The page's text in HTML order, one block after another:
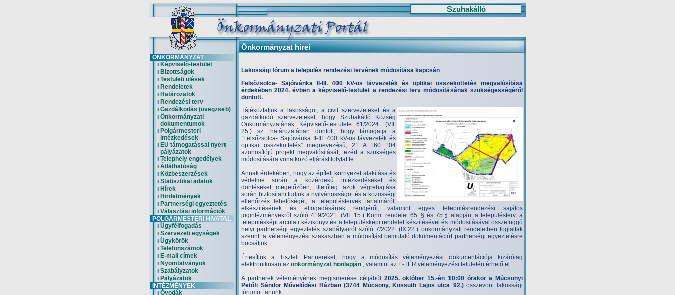
Szuhakálló
Önkormányzat hírei
ÖNKORMÁNYZAT
Képviselő-testület
Bizottságok
Testületi ülések
Rendeletek
Határozatok
Rendezési terv
Gazdálkodás (üvegzseb)
Önkormányzati
dokumentumok
Polgármesteri
intézkedések
EU támogatással nyert
pályázatok
Telephely engedélyek
Átláthatóság
Közbeszerzések
Statisztikai adatok
Hírek
Hirdetmények
Partnerségi egyeztetés
Választási információk
POLGÁRMESTERI HIVATAL
Ügyfélfogadás
Szervezeti egységek
Ügykörök
Telefonszámok
E-mail címek
Nyomtatványok
Szabályzatok
Pályázatok
INTÉZMÉNYEK
Óvodák
Lakossági fórum a település rendezési tervének módosítása kapcsán
Felsőzsolca- Sajóivánka II-III. 400 kV-os távvezeték és optikai összeköttetés megvalósítása
érdekében 2024. évben a képviselő-testület a rendezési terv módosításának szükségességéről
döntött.
Tájékoztatjuk a lakosságot, a civil szervezeteket és a
gazdálkodó szervezeteket, hogy Szuhakálló Község
Önkormányzatának Képviselő-testülete 61/2024. (VII.
25.) sz. határozatában döntött, hogy támogatja a
”Felsőzsolca- Sajóivánka II-III. 400 kV-os távvezeték és
optikai összeköttetés” megnevezésű, 21 A 160 104
azonosítójú projekt megvalósítását, ezért a szükséges
módosítására vonatkozó eljárást folytat le.
Annak érdekében, hogy az épített környezet alakítása és
védelme során a közérdekű intézkedéseket és
döntéseket megelőzően, illetőleg azok végrehajtása
során biztosítani tudjuk a nyilvánosságot és a közösségi
ellenőrzés lehetőségét, a településtervek tartalmáról,
elkészítésének és elfogadásának rendjéről, valamint egyes településrendezési sajátos
jogintézményekről szóló 419/2021. (VII. 15.) Korm. rendelet 65. § és 75.§ alapján, a településterv, a
településképi arculati kézikönyv és a településképi rendelet készítésével és módosításával összefüggő
helyi partnerségi egyeztetés szabályairól szóló 7/2022. (IX.22.) önkormányzati rendeletben foglaltak
szerint, a véleményezési szakaszban a módosítást bemutató dokumentációt partnerségi egyeztetésre
bocsátjuk.
Értesítjük a Tisztelt Partnereket, hogy a módosítás véleményezési dokumentációja kizárólag
elektronikusan az önkormányzat honlapján , valamint az E-TÉR véleményezési felületén érhető el.
A partnerek véleményének megismerése céljából 2025. október 15.-én 10:00 órakor a Múcsonyi
Petőfi Sándor Művelődési Házban (3744 Múcsony, Kossuth Lajos utca 92.)összevont lakossági
fórumot tartunk.